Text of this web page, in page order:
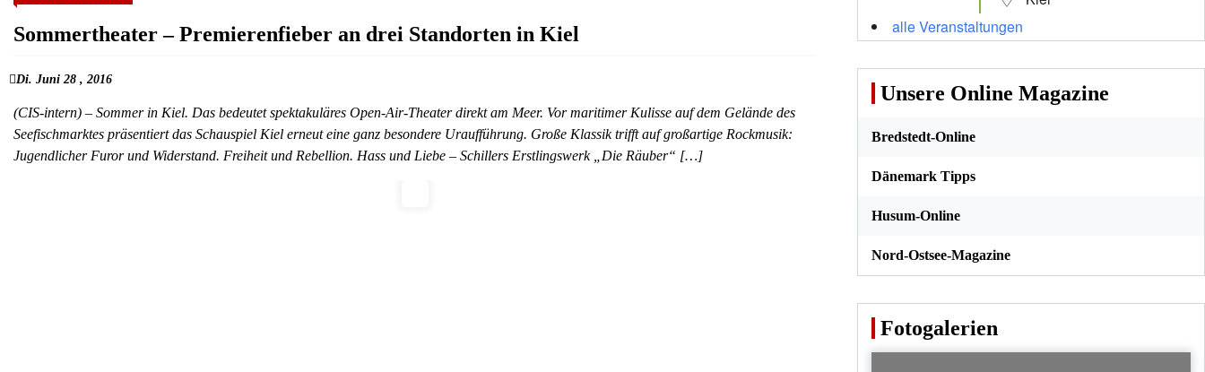
Sommertheater – Premierenfieber an drei Standorten in Kiel
Di. Juni 28 , 2016
(CIS-intern) – Sommer in Kiel. Das bedeutet spektakuläres Open-Air-Theater direkt am Meer. Vor maritimer Kulisse auf dem Gelände des
Seefischmarktes präsentiert das Schauspiel Kiel erneut eine ganz besondere Uraufführung. Große Klassik trifft auf großartige Rockmusik:
Jugendlicher Furor und Widerstand. Freiheit und Rebellion. Hass und Liebe – Schillers Erstlingswerk „Die Räuber“ […]
alle Veranstaltungen
Unsere Online Magazine
Bredstedt-Online
Dänemark Tipps
Husum-Online
Nord-Ostsee-Magazine
Fotogalerien